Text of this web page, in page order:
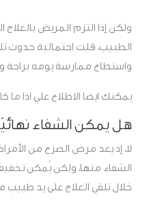
ولكن إذا التزم المريض
الطبيب، قلت احتمالية حدوث
واستطاع ممارسة يومه براحة
يمكنك ايضا الاطلاع علي اذا ما
هل يمكن الشفاء
لا، إذ يعد مرض الصرع من
الشفاء منها، ولكن يُمكن
خلال تلقي العلاج على يد طبيب